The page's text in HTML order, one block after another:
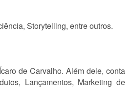
Storytelling, entre outros.
de Carvalho. Além dele, conta
Lançamentos, Marketing de